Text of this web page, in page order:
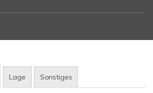
Lage Sonstiges